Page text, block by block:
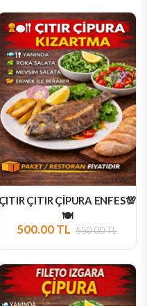
ÇITIR ÇITIR ÇİPURA ENFES💯
🍽️
500.00 TL